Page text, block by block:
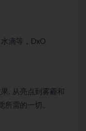
滴等，DxO
. 从亮点到雾霾和
所需的一切。